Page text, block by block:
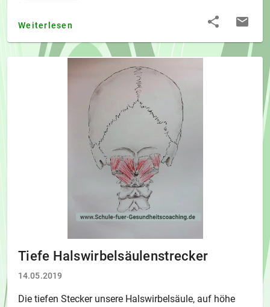
Weiterlesen
Tiefe Halswirbelsäulenstrecker
14.05.2019
Die tiefen Stecker unsere Halswirbelsäule, auf höhe